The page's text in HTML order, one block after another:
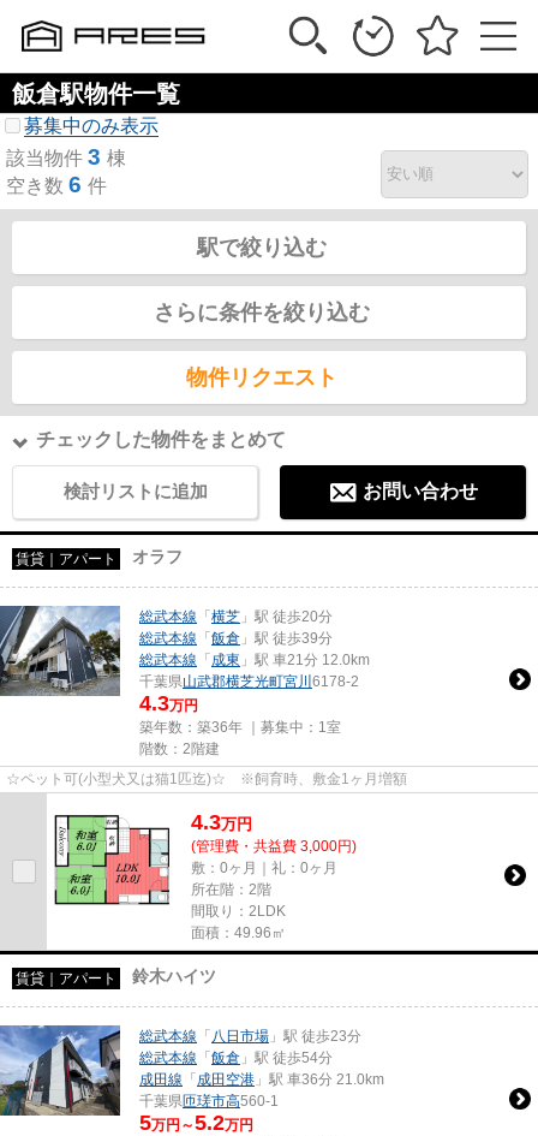
飯倉駅物件一覧
募集中のみ表示
該当物件 3 棟
空き数 6 件
駅で絞り込む
さらに条件を絞り込む
物件リクエスト
チェックした物件をまとめて
検討リストに追加 お問い合わせ
賃貸｜アパート オラフ
総武本線 「横芝 」駅 徒歩20分
総武本線 「飯倉 」駅 徒歩39分
総武本線 「成東 」駅 車21分 12.0km
千葉県山武郡横芝光町宮川 6178-2
4.3万円
築年数：築36年 ｜募集中： 1室
階数：2階建
☆ペット可(小型犬又は猫1匹迄)☆ ※飼育時、敷金1ヶ月増額
4.3万円
(管理費・共益費 3,000円)
敷：0ヶ月｜礼：0ヶ月
所在階：2階
間取り：2LDK
面積：49.96㎡
賃貸｜アパート 鈴木ハイツ
総武本線 「 八日市場 」駅 徒歩23分
総武本線 「飯倉 」駅 徒歩54分
成田線 「成田空港 」駅 車36分 21.0km
千葉県匝瑳市高560-1
5万円～5.2万円